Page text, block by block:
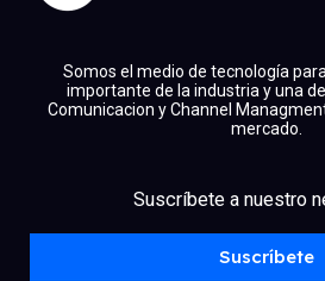
Somos el medio de tecnología
importante de la industria y una
Comunicacion y Channel
mercado.
Suscríbete a nuestro
Suscríbete
linkedinyoutubeinstagram
spotify